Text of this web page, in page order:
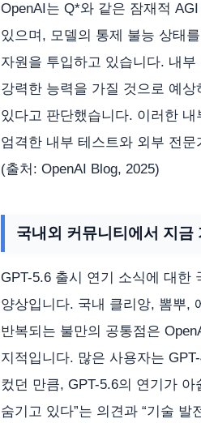
OpenAI는 Q*와 같은 잠재적
있으며, 모델의 통제 불능 상태
자원을 투입하고 있습니다. 내
강력한 능력을 가질 것으로 예
있다고 판단했습니다. 이러한
엄격한 내부 테스트와 외부 전
(출처: OpenAI Blog, 2025)
국내외 커뮤니티에서 지금
GPT-5.6 출시 연기 소식에 대한
양상입니다. 국내 클리앙, 뽐뿌,
반복되는 불만의 공통점은
지적입니다. 많은 사용자는
컸던 만큼, GPT-5.6의 연기가
숨기고 있다”는 의견과 “기술